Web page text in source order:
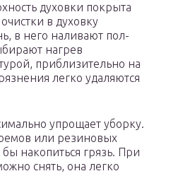
духовки покрыта
в духовку
в него наливают пол-
нагрев
приблизительно на
легко удаляются
упрощает уборку.
или резиновых
накопиться грязь. При
снять, она легко